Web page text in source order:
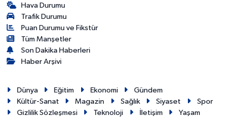
Hava Durumu
Trafik Durumu
Puan Durumu ve Fikstür
Tüm Manşetler
Son Dakika Haberleri
Haber Arşivi
Dünya Eğitim Ekonomi
Gündem
Kültür-Sanat
Magazin Sağlık Siyaset
Spor
Gizlilik Sözleşmesi
Teknoloji İletişim Yaşam